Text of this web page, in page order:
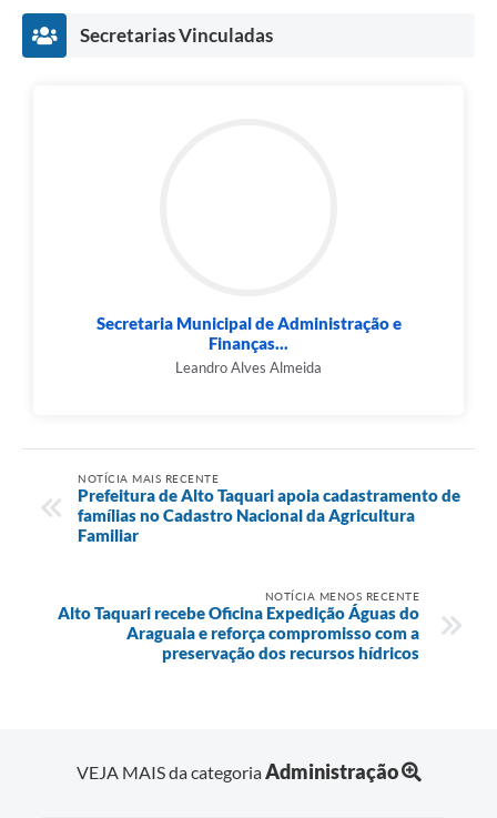
Secretarias Vinculadas
Secretaria Municipal de Administração e
Finanças...
Leandro Alves Almeida
NOTÍCIA MAIS RECENTE
Prefeitura de Alto Taquari apoia cadastramento de
famílias no Cadastro Nacional da Agricultura
Familiar
NOTÍCIA MENOS RECENTE
Alto Taquari recebe Oficina Expedição Águas do
Araguaia e reforça compromisso com a
preservação dos recursos hídricos
VEJA MAIS da categoriaAdministração